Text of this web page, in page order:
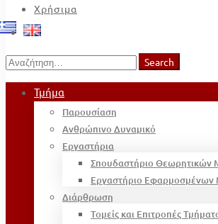
Χρήσιμα
Search
for:
Search
Τμήμα
Παρουσίαση
Ανθρώπινο Δυναμικό
Εργαστήρια
Σπουδαστήριο Θεωρητικών
Εργαστήριο Εφαρμοσμένων
Διάρθρωση
Τομείς και Επιτροπές